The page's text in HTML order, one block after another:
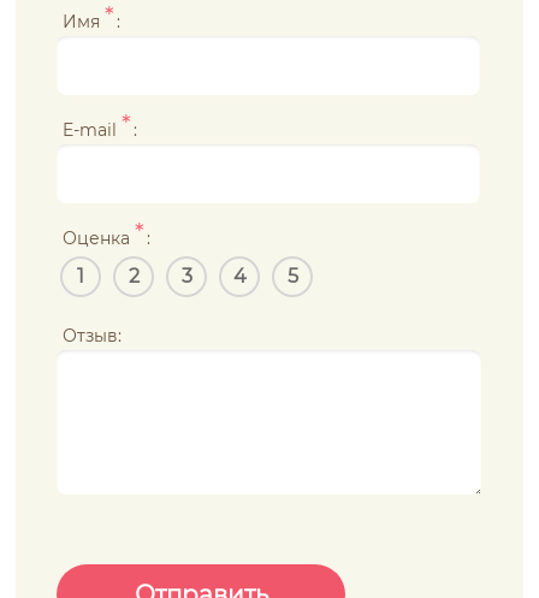
Имя * :
E-mail * :
Оценка * :
1 2 3 4 5
Отзыв: